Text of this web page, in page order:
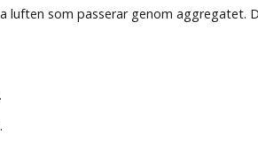
som passerar genom aggregatet.